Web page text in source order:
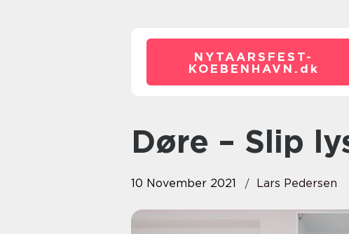
NYTAARSFEST-
KOEBENHAVN. dk
Døre – Slip
10 November 2021 Lars Pedersen